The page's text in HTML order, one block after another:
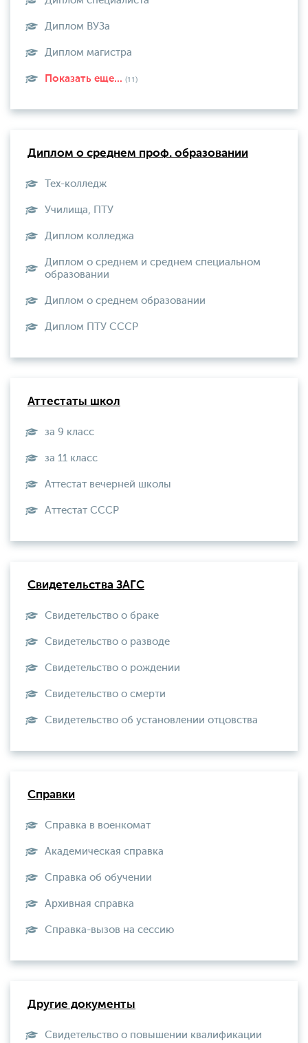
Диплом ВУЗа
Диплом магистра
Показать еще... (11)
Диплом о среднем проф. образовании
Тех-колледж
Училища, ПТУ
Диплом колледжа
Диплом о среднем и среднем специальном
образовании
Диплом о среднем образовании
Диплом ПТУ СССР
Аттестаты школ
за 9 класс
за 11 класс
Аттестат вечерней школы
Aттестат СССР
Свидетельства ЗАГС
Свидетельство о браке
Свидетельство о разводе
Свидетельство о рождении
Свидетельство о смерти
Свидетельство об установлении отцовства
Справки
Справка в военкомат
Академическая справка
Справка об обучении
Архивная справка
Справка-вызов на сессию
Другие документы
Свидетельство о повышении квалификации